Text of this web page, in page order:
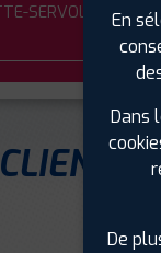
SERVOLEX
En
Dans
De